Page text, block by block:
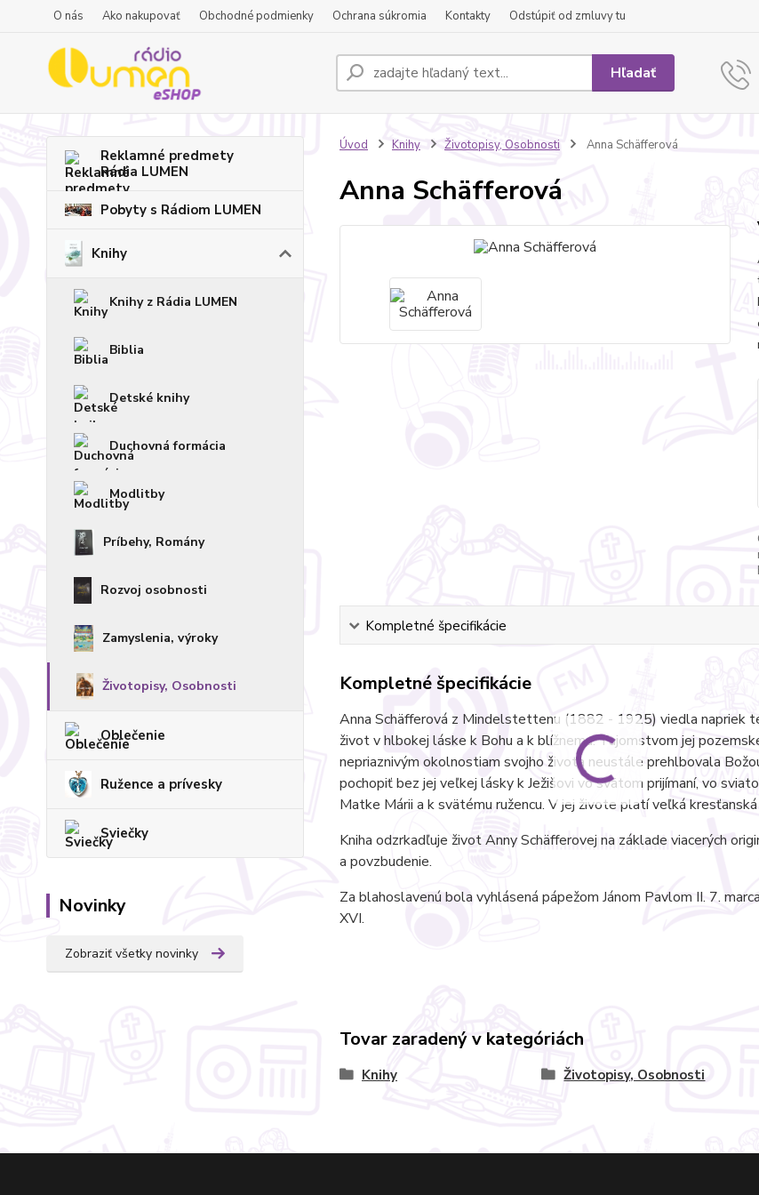
O nás Ako nakupovať Obchodné podmienky Ochrana súkromia Kontakty Odstúpiť od zmluvy tu
Hľadať
Reklamné predmety
Rádia LUMEN
Pobyty s Rádiom LUMEN
Knihy
Knihy z Rádia LUMEN
Biblia
Detské knihy
Duchovná formácia
Modlitby
Príbehy, Romány
Rozvoj osobnosti
Zamyslenia, výroky
Životopisy, Osobnosti
Oblečenie
Ružence a prívesky
Sviečky
Novinky
Zobraziť všetky novinky
Úvod Knihy Životopisy, Osobnosti Anna Schäfferová
Anna Schäfferová
Kompletné špecifikácie
Kompletné špecifikácie
Anna Schäfferová z Mindelstettenu (1882 - 1925) viedla napriek
život v hlbokej láske k Bohu a k blížnemu. Tajomstvom jej
nepriaznivým okolnostiam svojho života neustále prehlbovala
pochopiť bez jej veľkej lásky k Ježišovi vo svätom prijímaní, vo
Matke Márii a k svätému ružencu. V jej živote platí veľká
Kniha odzrkadľuje život Anny Schäfferovej na základe viacerých
a povzbudenie.
Za blahoslavenú bola vyhlásená pápežom Jánom Pavlom II. 7.
XVI.
Tovar zaradený v kategóriách
Knihy Životopisy, Osobnosti